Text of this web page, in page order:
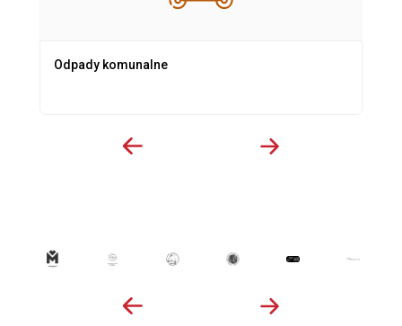
Odpady komunalne